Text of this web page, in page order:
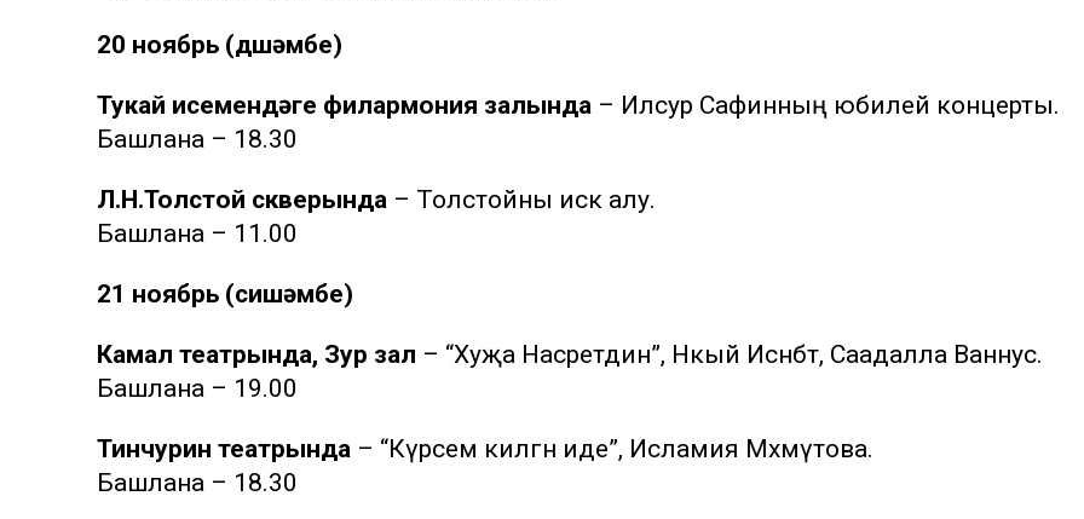
20 ноябрь (дүшәмбе)
Тукай исемендәге филармония залында – Илсур Сафинның юбилей концерты.
Башлана – 18.30
Л.Н.Толстой скверында – Толстойны искә алу.
Башлана – 11.00
21 ноябрь (сишәмбе)
Камал театрында, Зур зал – “Хуҗа Насретдин”, Нәкый Исәнбәт, Саадалла Ваннус.
Башлана – 19.00
Тинчурин театрында – “Күрәсем килгән иде”, Исламия Мәхмүтова.
Башлана – 18.30